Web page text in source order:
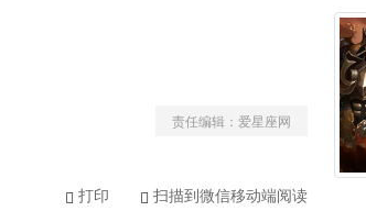
责任编辑：爱星座网
打印 扫描到微信移动端阅读